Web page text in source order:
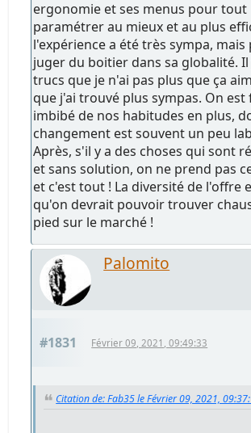
ergonomie et ses menus pour tout
paramétrer au mieux et au plus
l'expérience a été très sympa, mais
juger du boitier dans sa globalité. Il
trucs que je n'ai pas plus que ça
que j'ai trouvé plus sympas. On
imbibé de nos habitudes en plus,
changement est souvent un peu
Après, s'il y a des choses qui sont
et sans solution, on ne prend pas
et c'est tout ! La diversité de l'offre
qu'on devrait pouvoir trouver
pied sur le marché !
Palomito
#1831 Février 09, 2021, 09:49:33
Citation de: Fab35 le Février 09, 2021,